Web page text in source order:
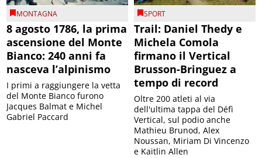
MONTAGNA
8 agosto 1786, la prima
ascensione del Monte
Bianco: 240 anni fa
nasceva l’alpinismo
I primi a raggiungere la vetta
del Monte Bianco furono
Jacques Balmat e Michel
Gabriel Paccard
SPORT
Trail: Daniel Thedy e
Michela Comola
firmano il Vertical
Brusson-Bringuez a
tempo di record
Oltre 200 atleti al via
dell'ultima tappa del Défì
Vertical, sul podio anche
Mathieu Brunod, Alex
Noussan, Miriam Di Vincenzo
e Kaitlin Allen